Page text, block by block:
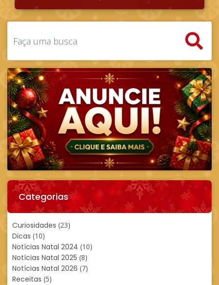
Categorias
Curiosidades (23)
Dicas (10)
Notícias Natal 2024 (10)
Notícias Natal 2025 (8)
Notícias Natal 2026 (7)
Receitas (5)